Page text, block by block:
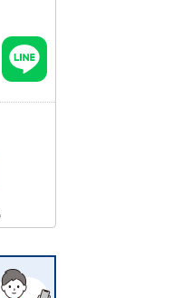
ら平
も寒
和 寒
寒
風が